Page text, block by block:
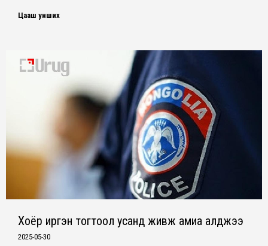
Цааш унших
Хоёр иргэн тогтоол усанд живж амиа алджээ
2025-05-30